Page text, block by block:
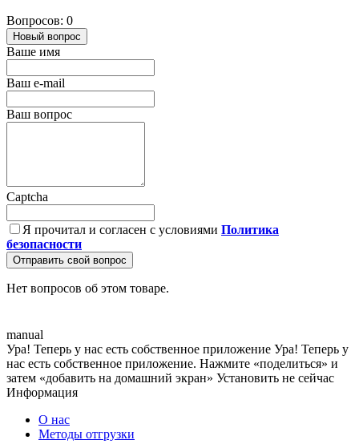
Вопросов: 0
Новый вопрос
Ваше имя
Ваш e-mail
Ваш вопрос
Captcha
Я прочитал и согласен с условиями Политика
безопасности
Отправить свой вопрос
Нет вопросов об этом товаре.
manual
Ура! Теперь у нас есть собственное приложение Ура! Теперь у
нас есть собственное приложение. Нажмите «поделиться» и
затем «добавить на домашний экран» Установить не сейчас
Информация
О нас
Методы отгрузки